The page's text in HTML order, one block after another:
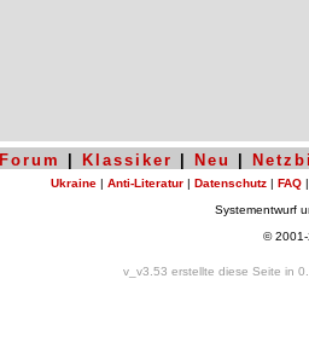
Forum Klassiker Neu
Ukraine | Anti-Literatur | Datenschutz | FAQ
Systementwurf
©
v_v3.53 erstellte diese Seite in